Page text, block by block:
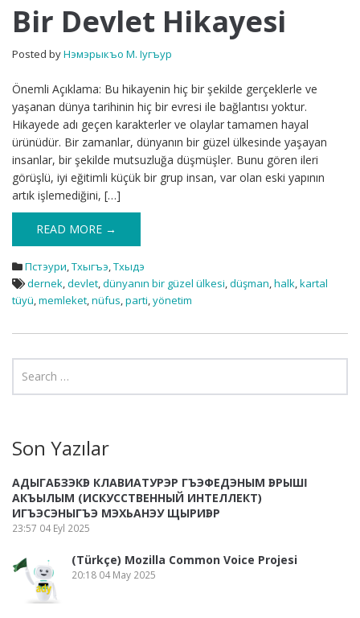
Devlet
Bir Devlet Hikayesi
Posted byНэмэрыкъо М. Iугъур
Önemli Açıklama: Bu hikayenin hiç bir şekilde gerçeklerle ve
yaşanan dünya tarihinin hiç bir evresi ile bağlantısı yoktur.
Hikayede adı geçen karakterler ve olaylar tamamen hayal
ürünüdür. Bir zamanlar, dünyanın bir güzel ülkesinde yaşayan
insanlar, bir şekilde mutsuzluğa düşmüşler. Bunu gören ileri
görüşlü, iyi eğitimli küçük bir grup insan, var olan eski yapının
artık işlemediğini, […]
READ MORE →
Пстэури,Тхыгъэ,Тхыдэ
dernek,devlet,dünyanın bir güzel ülkesi,düşman,halk,kartal
tüyü,memleket,nüfus,parti,yönetim
Son Yazılar
АДЫГАБЗЭКӀЭ КЛАВИАТУРЭР ГЪЭФЕДЭНЫМ ӀЭРЫШӀ
АКЪЫЛЫМ (ИСКУССТВЕННЫЙ ИНТЕЛЛЕКТ)
ИГЪЭСЭНЫГЪЭ МЭХЬАНЭУ ЩЫРИӀЭР
23:57 04 Eyl 2025
(Türkçe) Mozilla Common Voice Projesi
20:18 04 May 2025